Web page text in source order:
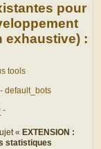
pour
exhaustive) :
tools
- default_bots
-
« EXTENSION :
statistiques